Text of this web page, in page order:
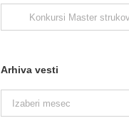
Arhiva vesti
vesti